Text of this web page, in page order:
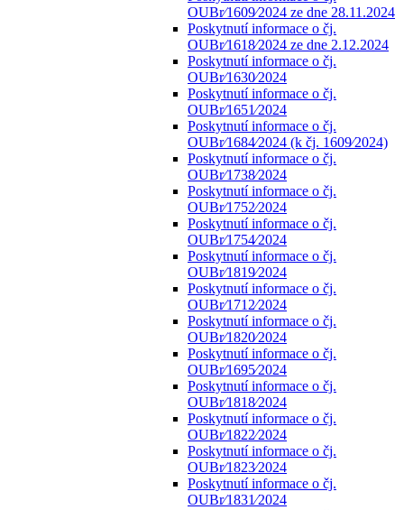
OUBr⁄1609⁄2024 ze dne 28.11.2024
Poskytnutí informace o čj.
OUBr⁄1618⁄2024 ze dne 2.12.2024
Poskytnutí informace o čj.
OUBr⁄1630⁄2024
Poskytnutí informace o čj.
OUBr⁄1651⁄2024
Poskytnutí informace o čj.
OUBr⁄1684⁄2024 (k čj. 1609⁄2024)
Poskytnutí informace o čj.
OUBr⁄1738⁄2024
Poskytnutí informace o čj.
OUBr⁄1752⁄2024
Poskytnutí informace o čj.
OUBr⁄1754⁄2024
Poskytnutí informace o čj.
OUBr⁄1819⁄2024
Poskytnutí informace o čj.
OUBr⁄1712⁄2024
Poskytnutí informace o čj.
OUBr⁄1820⁄2024
Poskytnutí informace o čj.
OUBr⁄1695⁄2024
Poskytnutí informace o čj.
OUBr⁄1818⁄2024
Poskytnutí informace o čj.
OUBr⁄1822⁄2024
Poskytnutí informace o čj.
OUBr⁄1823⁄2024
Poskytnutí informace o čj.
OUBr⁄1831⁄2024